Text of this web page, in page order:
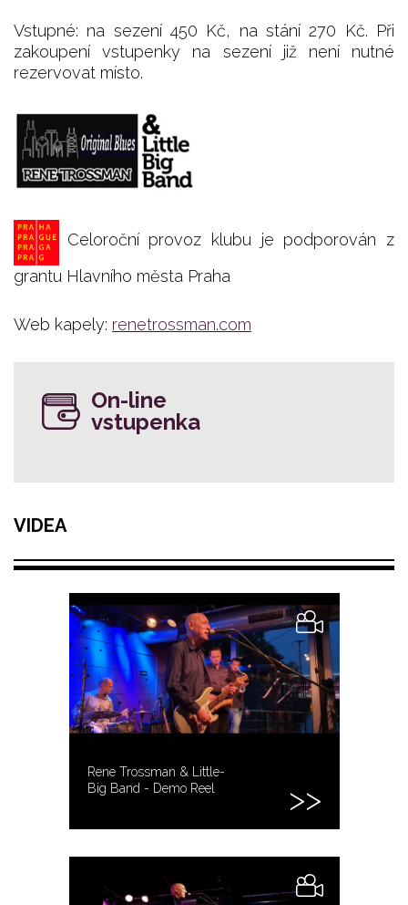
Vstupné: na sezení 450 Kč, na stání 270 Kč. Při
zakoupení vstupenky na sezení již není nutné
rezervovat místo.
Celoroční provoz klubu je podporován z
grantu Hlavního města Praha
Web kapely: renetrossman.com
On-line
vstupenka
VIDEA
Rene Trossman & Little-
Big Band - Demo Reel